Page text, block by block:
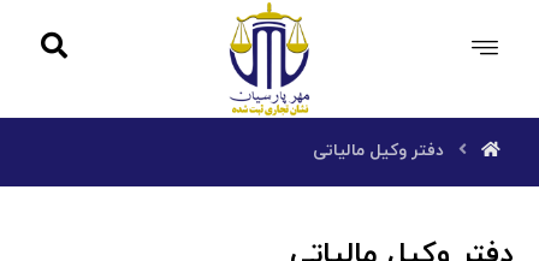
دفتر وکیل مالیاتی